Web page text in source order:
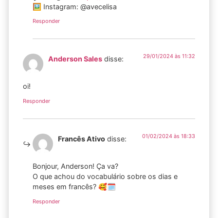
🖼️ Instagram: @avecelisa
Responder
Anderson Sales disse: 29/01/2024 às 11:32
oi!
Responder
Francês Ativo disse: 01/02/2024 às 18:33
Bonjour, Anderson! Ça va?
O que achou do vocabulário sobre os dias e
meses em francês? 🥰🗓️
Responder